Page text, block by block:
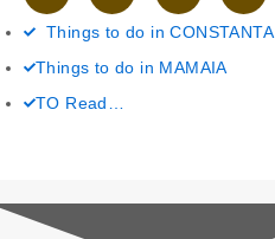
b
o
-
f
t
r
a
r
u
Things to do in CONSTANTA
Things to do in MAMAIA
TO Read…